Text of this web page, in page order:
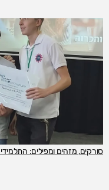
סורקים, מזהים ומפילים: